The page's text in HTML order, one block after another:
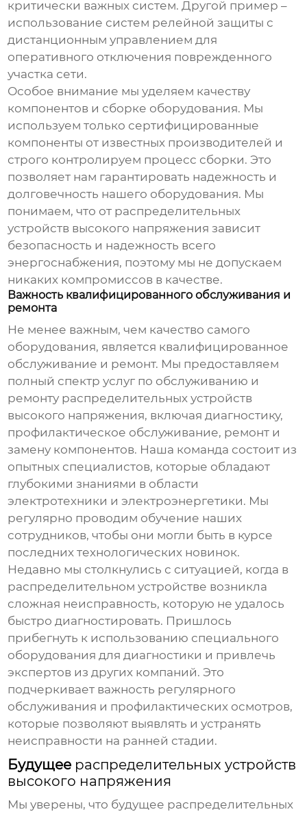
критически важных систем. Другой пример –
использование систем релейной защиты с
дистанционным управлением для
оперативного отключения поврежденного
участка сети.
Особое внимание мы уделяем качеству
компонентов и сборке оборудования. Мы
используем только сертифицированные
компоненты от известных производителей и
строго контролируем процесс сборки. Это
позволяет нам гарантировать надежность и
долговечность нашего оборудования. Мы
понимаем, что от распределительных
устройств высокого напряжения зависит
безопасность и надежность всего
энергоснабжения, поэтому мы не допускаем
никаких компромиссов в качестве.
Важность квалифицированного обслуживания и
ремонта
Не менее важным, чем качество самого
оборудования, является квалифицированное
обслуживание и ремонт. Мы предоставляем
полный спектр услуг по обслуживанию и
ремонту распределительных устройств
высокого напряжения, включая диагностику,
профилактическое обслуживание, ремонт и
замену компонентов. Наша команда состоит из
опытных специалистов, которые обладают
глубокими знаниями в области
электротехники и электроэнергетики. Мы
регулярно проводим обучение наших
сотрудников, чтобы они могли быть в курсе
последних технологических новинок.
Недавно мы столкнулись с ситуацией, когда в
распределительном устройстве возникла
сложная неисправность, которую не удалось
быстро диагностировать. Пришлось
прибегнуть к использованию специального
оборудования для диагностики и привлечь
экспертов из других компаний. Это
подчеркивает важность регулярного
обслуживания и профилактических осмотров,
которые позволяют выявлять и устранять
неисправности на ранней стадии.
Будущее распределительных устройств
высокого напряжения
Мы уверены, что будущее распределительных